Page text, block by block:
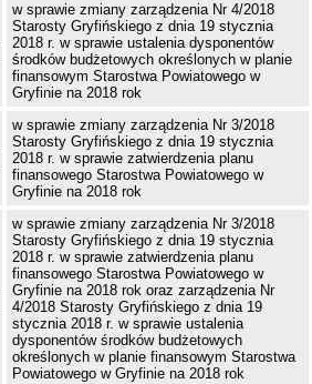
w sprawie zmiany zarządzenia Nr 4/2018
Starosty Gryfińskiego z dnia 19 stycznia
2018 r. w sprawie ustalenia dysponentów
środków budżetowych określonych w planie
finansowym Starostwa Powiatowego w
Gryfinie na 2018 rok
w sprawie zmiany zarządzenia Nr 3/2018
Starosty Gryfińskiego z dnia 19 stycznia
2018 r. w sprawie zatwierdzenia planu
finansowego Starostwa Powiatowego w
Gryfinie na 2018 rok
w sprawie zmiany zarządzenia Nr 3/2018
Starosty Gryfińskiego z dnia 19 stycznia
2018 r. w sprawie zatwierdzenia planu
finansowego Starostwa Powiatowego w
Gryfinie na 2018 rok oraz zarządzenia Nr
4/2018 Starosty Gryfińskiego z dnia 19
stycznia 2018 r. w sprawie ustalenia
dysponentów środków budżetowych
określonych w planie finansowym Starostwa
Powiatowego w Gryfinie na 2018 rok